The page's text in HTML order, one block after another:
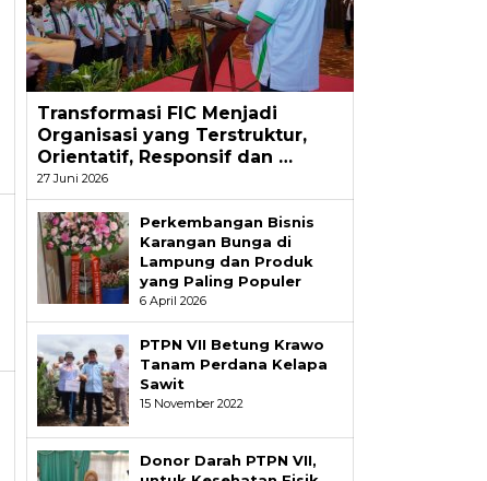
Transformasi FIC Menjadi
Organisasi yang Terstruktur,
Orientatif, Responsif dan …
27 Juni 2026
Perkembangan Bisnis
Karangan Bunga di
Lampung dan Produk
yang Paling Populer
6 April 2026
PTPN VII Betung Krawo
Tanam Perdana Kelapa
Sawit
15 November 2022
Donor Darah PTPN VII,